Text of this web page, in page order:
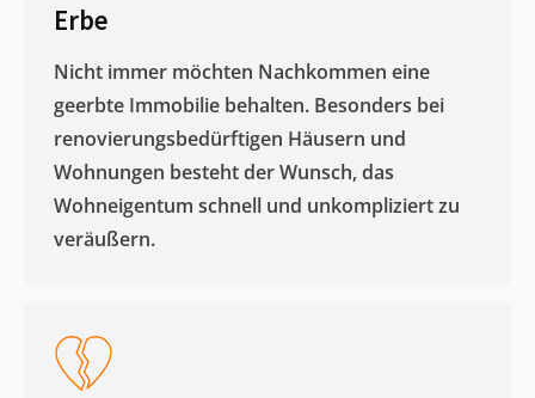
Erbe
Nicht immer möchten Nachkommen eine
geerbte Immobilie behalten. Besonders bei
renovierungsbedürftigen Häusern und
Wohnungen besteht der Wunsch, das
Wohneigentum schnell und unkompliziert zu
veräußern. ​